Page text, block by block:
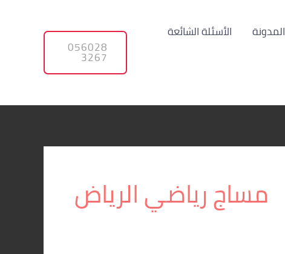
المدونة الأسئلة الشائعة
056028
3267
مساج رياضي الرياض